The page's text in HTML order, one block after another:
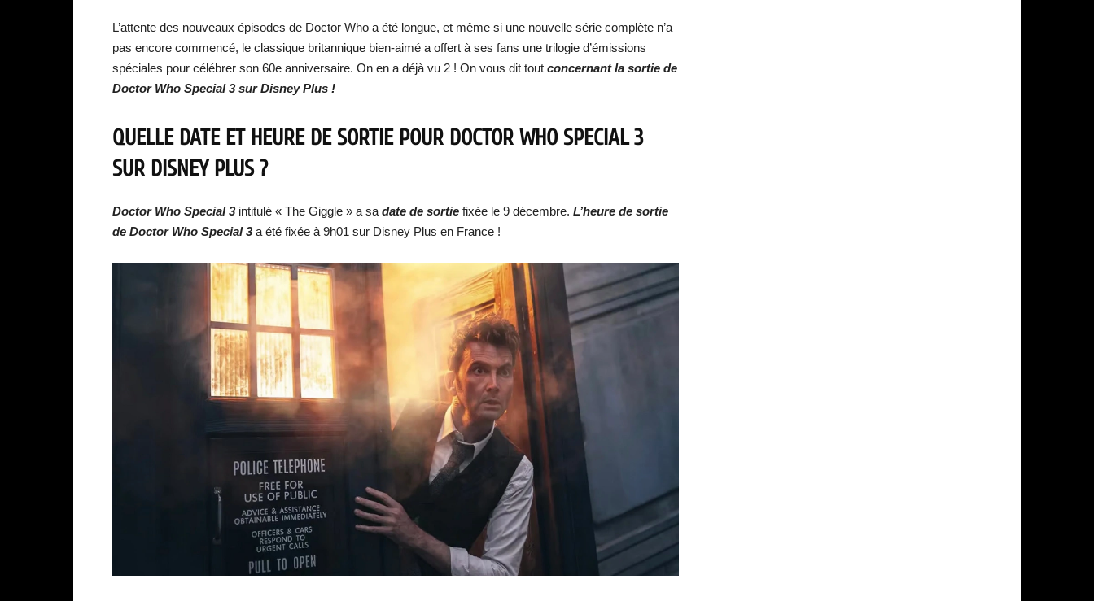
L’attente des nouveaux épisodes de Doctor Who a été longue, et même si une nouvelle série complète n’a
pas encore commencé, le classique britannique bien-aimé a offert à ses fans une trilogie d’émissions
spéciales pour célébrer son 60e anniversaire. On en a déjà vu 2 ! On vous dit tout concernant la sortie de
Doctor Who Special 3 sur Disney Plus !
QUELLE DATE ET HEURE DE SORTIE POUR DOCTOR WHO SPECIAL 3
SUR DISNEY PLUS ?
Doctor Who Special 3intitulé « The Giggle » a sa date de sortie fixée le 9 décembre. L’heure de sortie
de Doctor Who Special 3a été fixée à 9h01 sur Disney Plus en France !